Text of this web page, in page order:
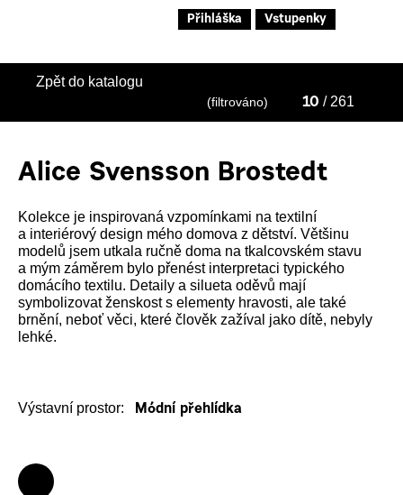
Přihláška Vstupenky
Zpět do katalogu
(filtrováno) 10 / 261
Alice Svensson Brostedt
Kolekce je inspirovaná vzpomínkami na textilní
a interiérový design mého domova z dětství. Většinu
modelů jsem utkala ručně doma na tkalcovském stavu
a mým záměrem bylo přenést interpretaci typického
domácího textilu. Detaily a silueta oděvů mají
symbolizovat ženskost s elementy hravosti, ale také
brnění, neboť věci, které člověk zažíval jako dítě, nebyly
lehké.
Výstavní prostor: Módní přehlídka